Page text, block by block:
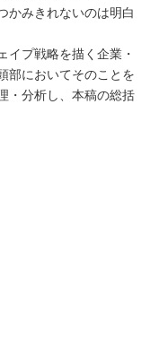
かみきれないのは明白
プ戦略を描く企業・
部においてそのことを
・分析し、本稿の総括